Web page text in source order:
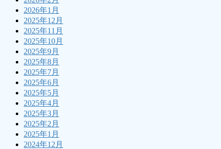
2026年1月
2025年12月
2025年11月
2025年10月
2025年9月
2025年8月
2025年7月
2025年6月
2025年5月
2025年4月
2025年3月
2025年2月
2025年1月
2024年12月